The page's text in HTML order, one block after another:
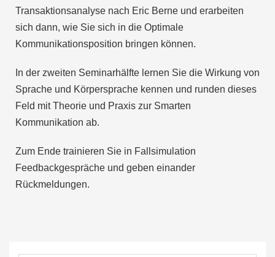
Transaktionsanalyse nach Eric Berne und erarbeiten
sich dann, wie Sie sich in die Optimale
Kommunikationsposition bringen können.
In der zweiten Seminarhälfte lernen Sie die Wirkung von
Sprache und Körpersprache kennen und runden dieses
Feld mit Theorie und Praxis zur Smarten
Kommunikation ab.
Zum Ende trainieren Sie in Fallsimulation
Feedbackgespräche und geben einander
Rückmeldungen.